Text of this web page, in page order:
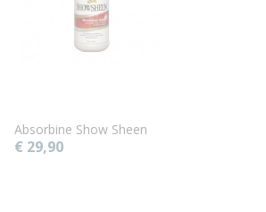
Absorbine Show Sheen
€ 29,90